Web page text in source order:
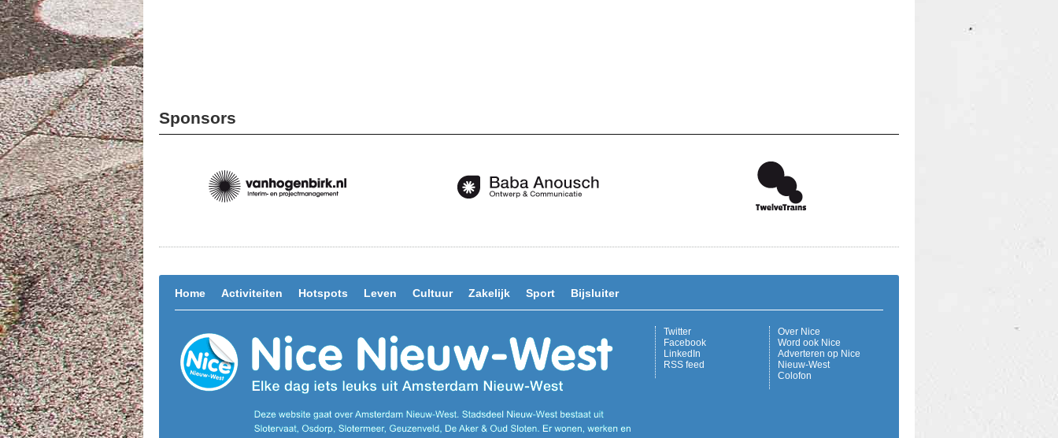
Sponsors
Home Activiteiten Hotspots Leven Cultuur Zakelijk Sport Bijsluiter
Over Nice
Word ook Nice
Adverteren op Nice
Nieuw-West
Colofon
Twitter
Facebook
LinkedIn
RSS feed